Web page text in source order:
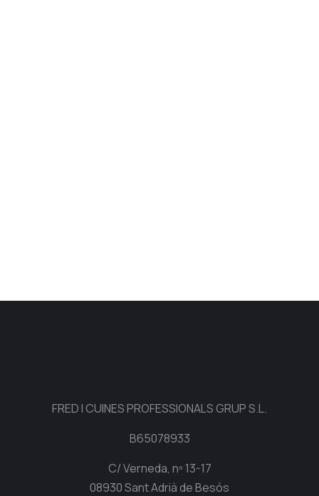
FRED I CUINES PROFESSIONALS GRUP S.L.
B65078933
C/ Verneda, nº 13-17
08930 Sant Adrià de Besós